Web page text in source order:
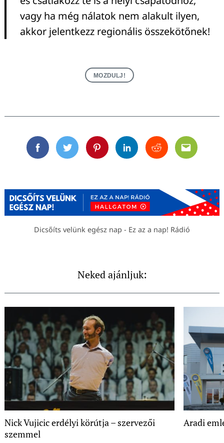
vagy ha még nálatok nem alakult ilyen,
akkor jelentkezz regionális összekötőnek!
MOZDULJ!
FacebookTwitterPinterestLinkedinRedditEmail
Dicsőíts velünk egész nap - Ez az a nap! Rádió
Neked ajánljuk:
Nick Vujicic erdélyi körútja – szervezői
szemmel
Aradi